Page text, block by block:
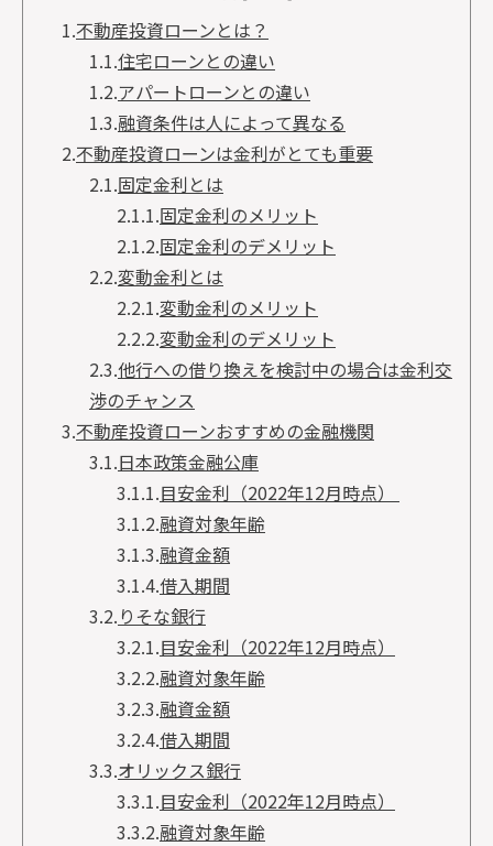
1.不動産投資ローンとは？
1.1.住宅ローンとの違い
1.2.アパートローンとの違い
1.3.融資条件は人によって異なる
2.不動産投資ローンは金利がとても重要
2.1.固定金利とは
2.1.1.固定金利のメリット
2.1.2.固定金利のデメリット
2.2.変動金利とは
2.2.1.変動金利のメリット
2.2.2.変動金利のデメリット
2.3.他行への借り換えを検討中の場合は金利交
渉のチャンス
3.不動産投資ローンおすすめの金融機関
3.1.日本政策金融公庫
3.1.1.目安金利（2022年12月時点）
3.1.2.融資対象年齢
3.1.3.融資金額
3.1.4.借入期間
3.2. りそな銀行
3.2.1.目安金利（2022年12月時点）
3.2.2.融資対象年齢
3.2.3.融資金額
3.2.4.借入期間
3.3.オリックス銀行
3.3.1.目安金利（2022年12月時点）
3.3.2.融資対象年齢